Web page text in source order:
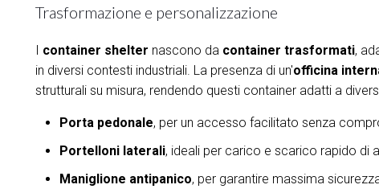
Trasformazione e personalizzazione
I container shelter nascono da container trasformati,
in diversi contesti industriali. La presenza di un'officina
strutturali su misura, rendendo questi container adatti a
Porta pedonale, per un accesso facilitato senza
Portelloni laterali, ideali per carico e scarico rapido di
Maniglione antipanico, per garantire massima